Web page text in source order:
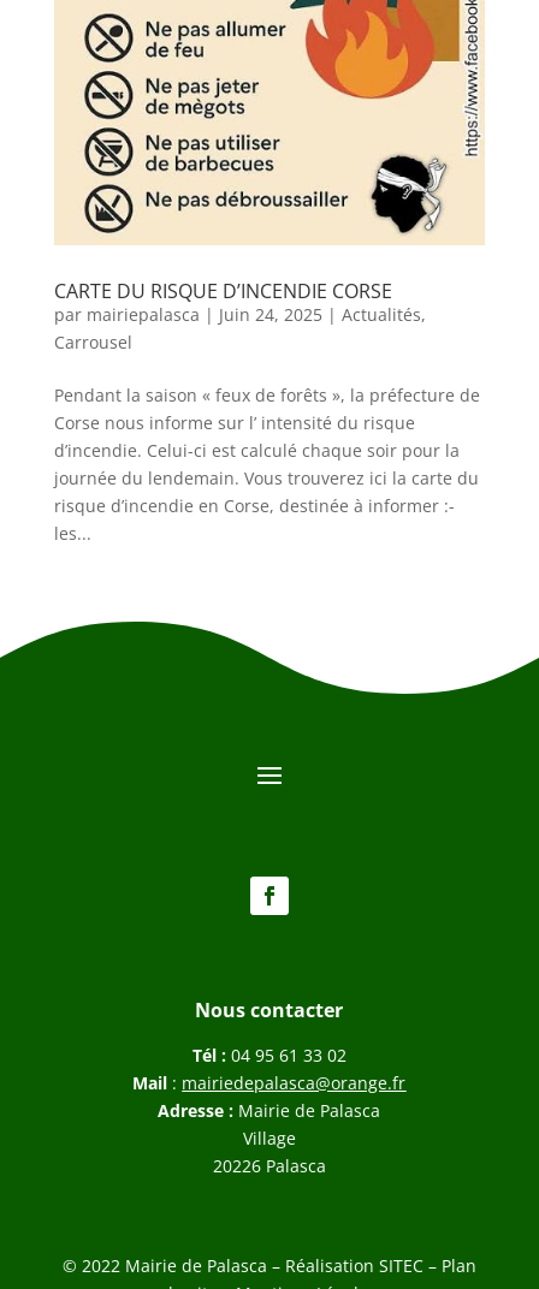
CARTE DU RISQUE D’INCENDIE CORSE
par mairiepalasca | Juin 24, 2025| Actualités,
Carrousel
Pendant la saison « feux de forêts », la préfecture de
Corse nous informe sur l’ intensité du risque
d’incendie. Celui-ci est calculé chaque soir pour la
journée du lendemain. Vous trouverez ici la carte du
risque d’incendie en Corse, destinée à informer :-
les...
Nous contacter
Tél : 04 95 61 33 02
Mail : mairiedepalasca@orange.fr
Adresse : Mairie de Palasca
Village
20226 Palasca
© 2022 Mairie de Palasca – Réalisation SITEC– Plan